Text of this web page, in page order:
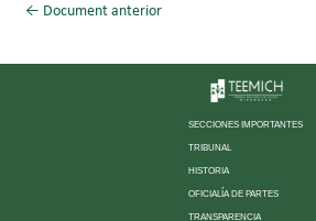
← Document anterior
SECCIONES IMPORTANTES
TRIBUNAL
HISTORIA
OFICIALÍA DE PARTES
TRANSPARENCIA